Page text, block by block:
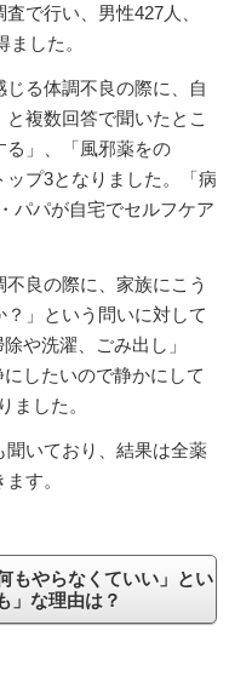
で行い、男性427人、
した。
る体調不良の際に、自
複数回答で聞いたとこ
る」、「風邪薬をの
プ3となりました。「病
パパが自宅でセルフケア
不良の際に、家族にこう
」という問いに対して
や洗濯、ごみ出し」
にしたいので静かにして
ました。
いており、結果は全薬
す。
もやらなくていい」とい
」な理由は？